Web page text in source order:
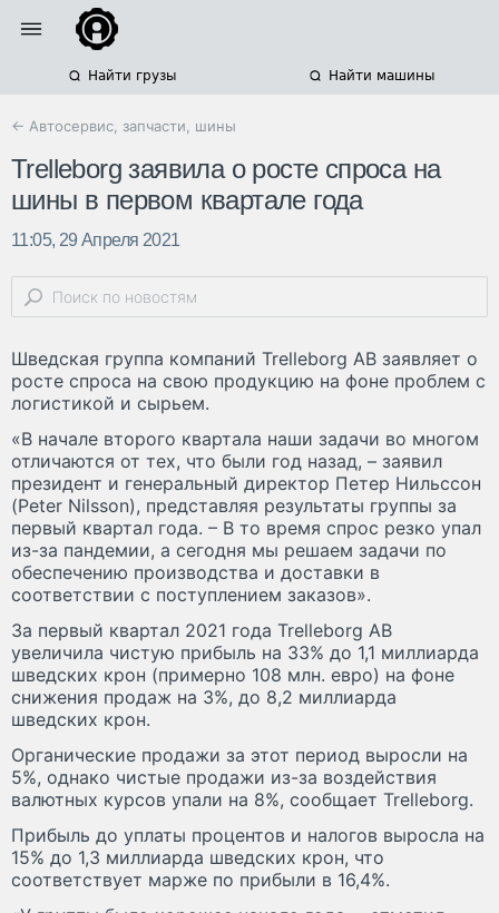
Найти грузы Найти машины
← Автосервис, запчасти, шины
Trelleborg заявила о росте спроса на
шины в первом квартале года
11:05, 29 Апреля 2021
Шведская группа компаний Trelleborg AB заявляет о
росте спроса на свою продукцию на фоне проблем с
логистикой и сырьем.
«В начале второго квартала наши задачи во многом
отличаются от тех, что были год назад, – заявил
президент и генеральный директор Петер Нильссон
(Peter Nilsson), представляя результаты группы за
первый квартал года. – В то время спрос резко упал
из-за пандемии, а сегодня мы решаем задачи по
обеспечению производства и доставки в
соответствии с поступлением заказов».
За первый квартал 2021 года Trelleborg AB
увеличила чистую прибыль на 33% до 1,1 миллиарда
шведских крон (примерно 108 млн. евро) на фоне
снижения продаж на 3%, до 8,2 миллиарда
шведских крон.
Органические продажи за этот период выросли на
5%, однако чистые продажи из-за воздействия
валютных курсов упали на 8%, сообщает Trelleborg.
Прибыль до уплаты процентов и налогов выросла на
15% до 1,3 миллиарда шведских крон, что
соответствует марже по прибыли в 16,4%.